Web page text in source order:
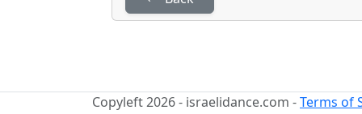
Copyleft 2026 - israelidance.com -Terms of